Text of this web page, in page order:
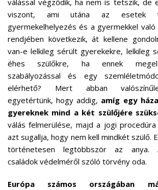
válással végződik, ha nem is tetszik, de
viszont, ami utána az esetek
gyermekelhelyezés és a gyermekkel
rendjében következik, át kellene
van-e lelkileg sérült gyerekekre, lelkileg
éhes szülőkre, ha ennek
szabályozással és egy
elérhető? Mert abban
egyetértünk, hogy addig, amíg egy
gyereknek mind a két szülőjére
válás felmerülése, majd a jogi
azt sugallja, hogy nem kell mindkét szülő.
történetesen legtöbbször az anya.
családok védelméről szóló törvény oda.
Európa számos országában